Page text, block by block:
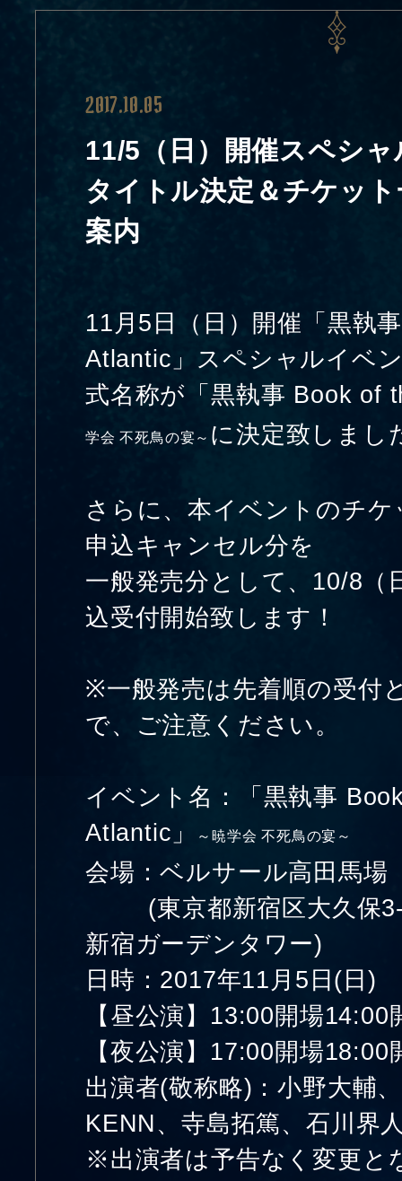
2017.10.05
11/5（日）開催スペシ
タイトル決定＆チケッ
案内
11月5日（日）開催「黒執
Atlantic」スペシャルイベ
式名称が「黒執事 Book of
学会 不死鳥の宴～ に決定致しまし
さらに、本イベントのチケ
申込キャンセル分を
一般発売分として、10/8（
込受付開始致します！
※一般発売は先着順の受付
で、ご注意ください。
イベント名：「黒執事
Atlantic」
～暁学会 不死鳥の宴～
会場：ベルサール高田馬場
(東京都新宿区大久保3-
新宿ガーデンタワー)
日時：2017年11月5日(日)
【昼公演】13:00開場14:00
【夜公演】17:00開場18:00
出演者(敬称略)：小野大輔
KENN、寺島拓篤、石川界
※出演者は予告なく変更と